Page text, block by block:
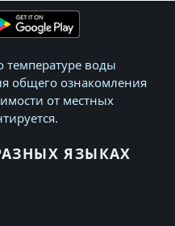
воды
общего ознакомления
от местных
ЯЗЫКАХ